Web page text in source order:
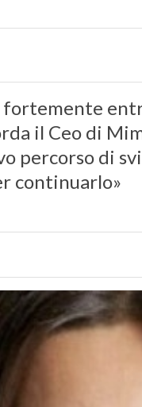
fortemente
il Ceo di
percorso di
continuarlo»